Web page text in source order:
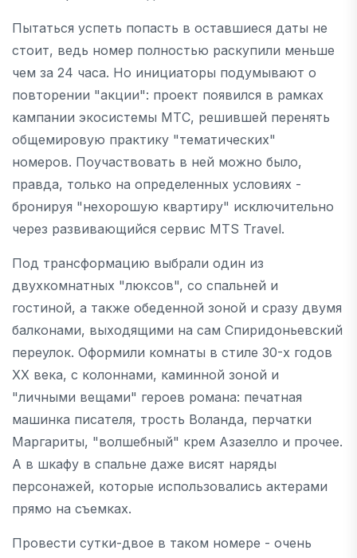
Пытаться успеть попасть в оставшиеся даты не
стоит, ведь номер полностью раскупили меньше
чем за 24 часа. Но инициаторы подумывают о
повторении "акции": проект появился в рамках
кампании экосистемы МТС, решившей перенять
общемировую практику "тематических"
номеров. Поучаствовать в ней можно было,
правда, только на определенных условиях -
бронируя "нехорошую квартиру" исключительно
через развивающийся сервис MTS Travel.
Под трансформацию выбрали один из
двухкомнатных "люксов", со спальней и
гостиной, а также обеденной зоной и сразу двумя
балконами, выходящими на сам Спиридоньевский
переулок. Оформили комнаты в стиле 30-х годов
XX века, с колоннами, каминной зоной и
"личными вещами" героев романа: печатная
машинка писателя, трость Воланда, перчатки
Маргариты, "волшебный" крем Азазелло и прочее.
А в шкафу в спальне даже висят наряды
персонажей, которые использовались актерами
прямо на съемках.
Провести сутки-двое в таком номере - очень